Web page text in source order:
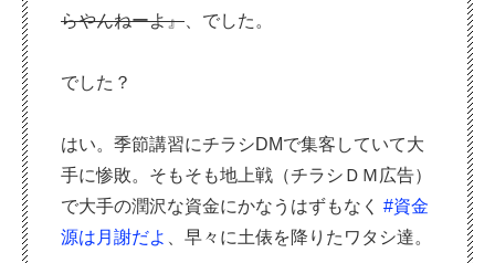
らやんねーよ』 、でした。
でした？
はい。季節講習にチラシDMで集客していて大
手に惨敗。そもそも地上戦（チラシＤＭ広告）
で大手の潤沢な資金にかなうはずもなく #資金
源は月謝だよ
、早々に土俵を降りたワタシ達。